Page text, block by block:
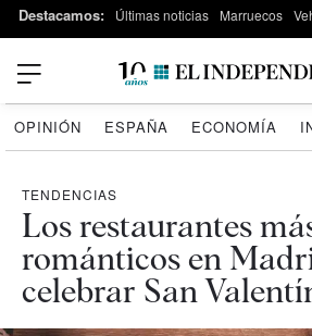
Destacamos: Últimas noticias Marruecos
OPINIÓN ESPAÑA ECONOMÍA
TENDENCIAS
Los restaurantes
románticos en
celebrar San